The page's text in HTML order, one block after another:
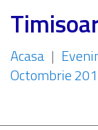
Acasa |
Octombrie